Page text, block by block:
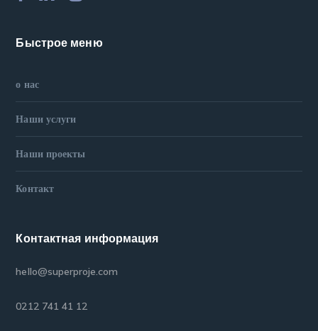
Быстрое меню
о нас
Наши услуги
Наши проекты
Контакт
Контактная информация
hello@superproje.com
0212 741 41 12